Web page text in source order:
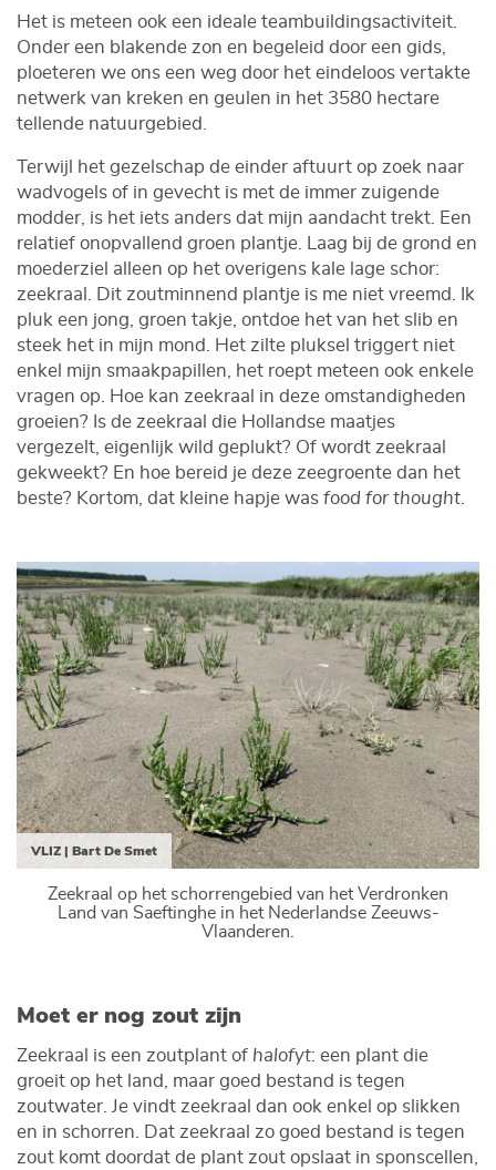
Het is meteen ook een ideale teambuildingsactiviteit.
Onder een blakende zon en begeleid door een gids,
ploeteren we ons een weg door het eindeloos vertakte
netwerk van kreken en geulen in het 3580 hectare
tellende natuurgebied.
Terwijl het gezelschap de einder aftuurt op zoek naar
wadvogels of in gevecht is met de immer zuigende
modder, is het iets anders dat mijn aandacht trekt. Een
relatief onopvallend groen plantje. Laag bij de grond en
moederziel alleen op het overigens kale lage schor:
zeekraal. Dit zoutminnend plantje is me niet vreemd. Ik
pluk een jong, groen takje, ontdoe het van het slib en
steek het in mijn mond. Het zilte pluksel triggert niet
enkel mijn smaakpapillen, het roept meteen ook enkele
vragen op. Hoe kan zeekraal in deze omstandigheden
groeien? Is de zeekraal die Hollandse maatjes
vergezelt, eigenlijk wild geplukt? Of wordt zeekraal
gekweekt? En hoe bereid je deze zeegroente dan het
beste? Kortom, dat kleine hapje was food for thought
VLIZ | Bart De Smet
Zeekraal op het schorrengebied van het Verdronken
Land van Saeftinghe in het Nederlandse Zeeuws-
Vlaanderen.
Moet er nog zout zijn
Zeekraal is een zoutplant of halofyt: een plant die
groeit op het land, maar goed bestand is tegen
zoutwater. Je vindt zeekraal dan ook enkel op slikken
en in schorren. Dat zeekraal zo goed bestand is tegen
zout komt doordat de plant zout opslaat in sponscellen,